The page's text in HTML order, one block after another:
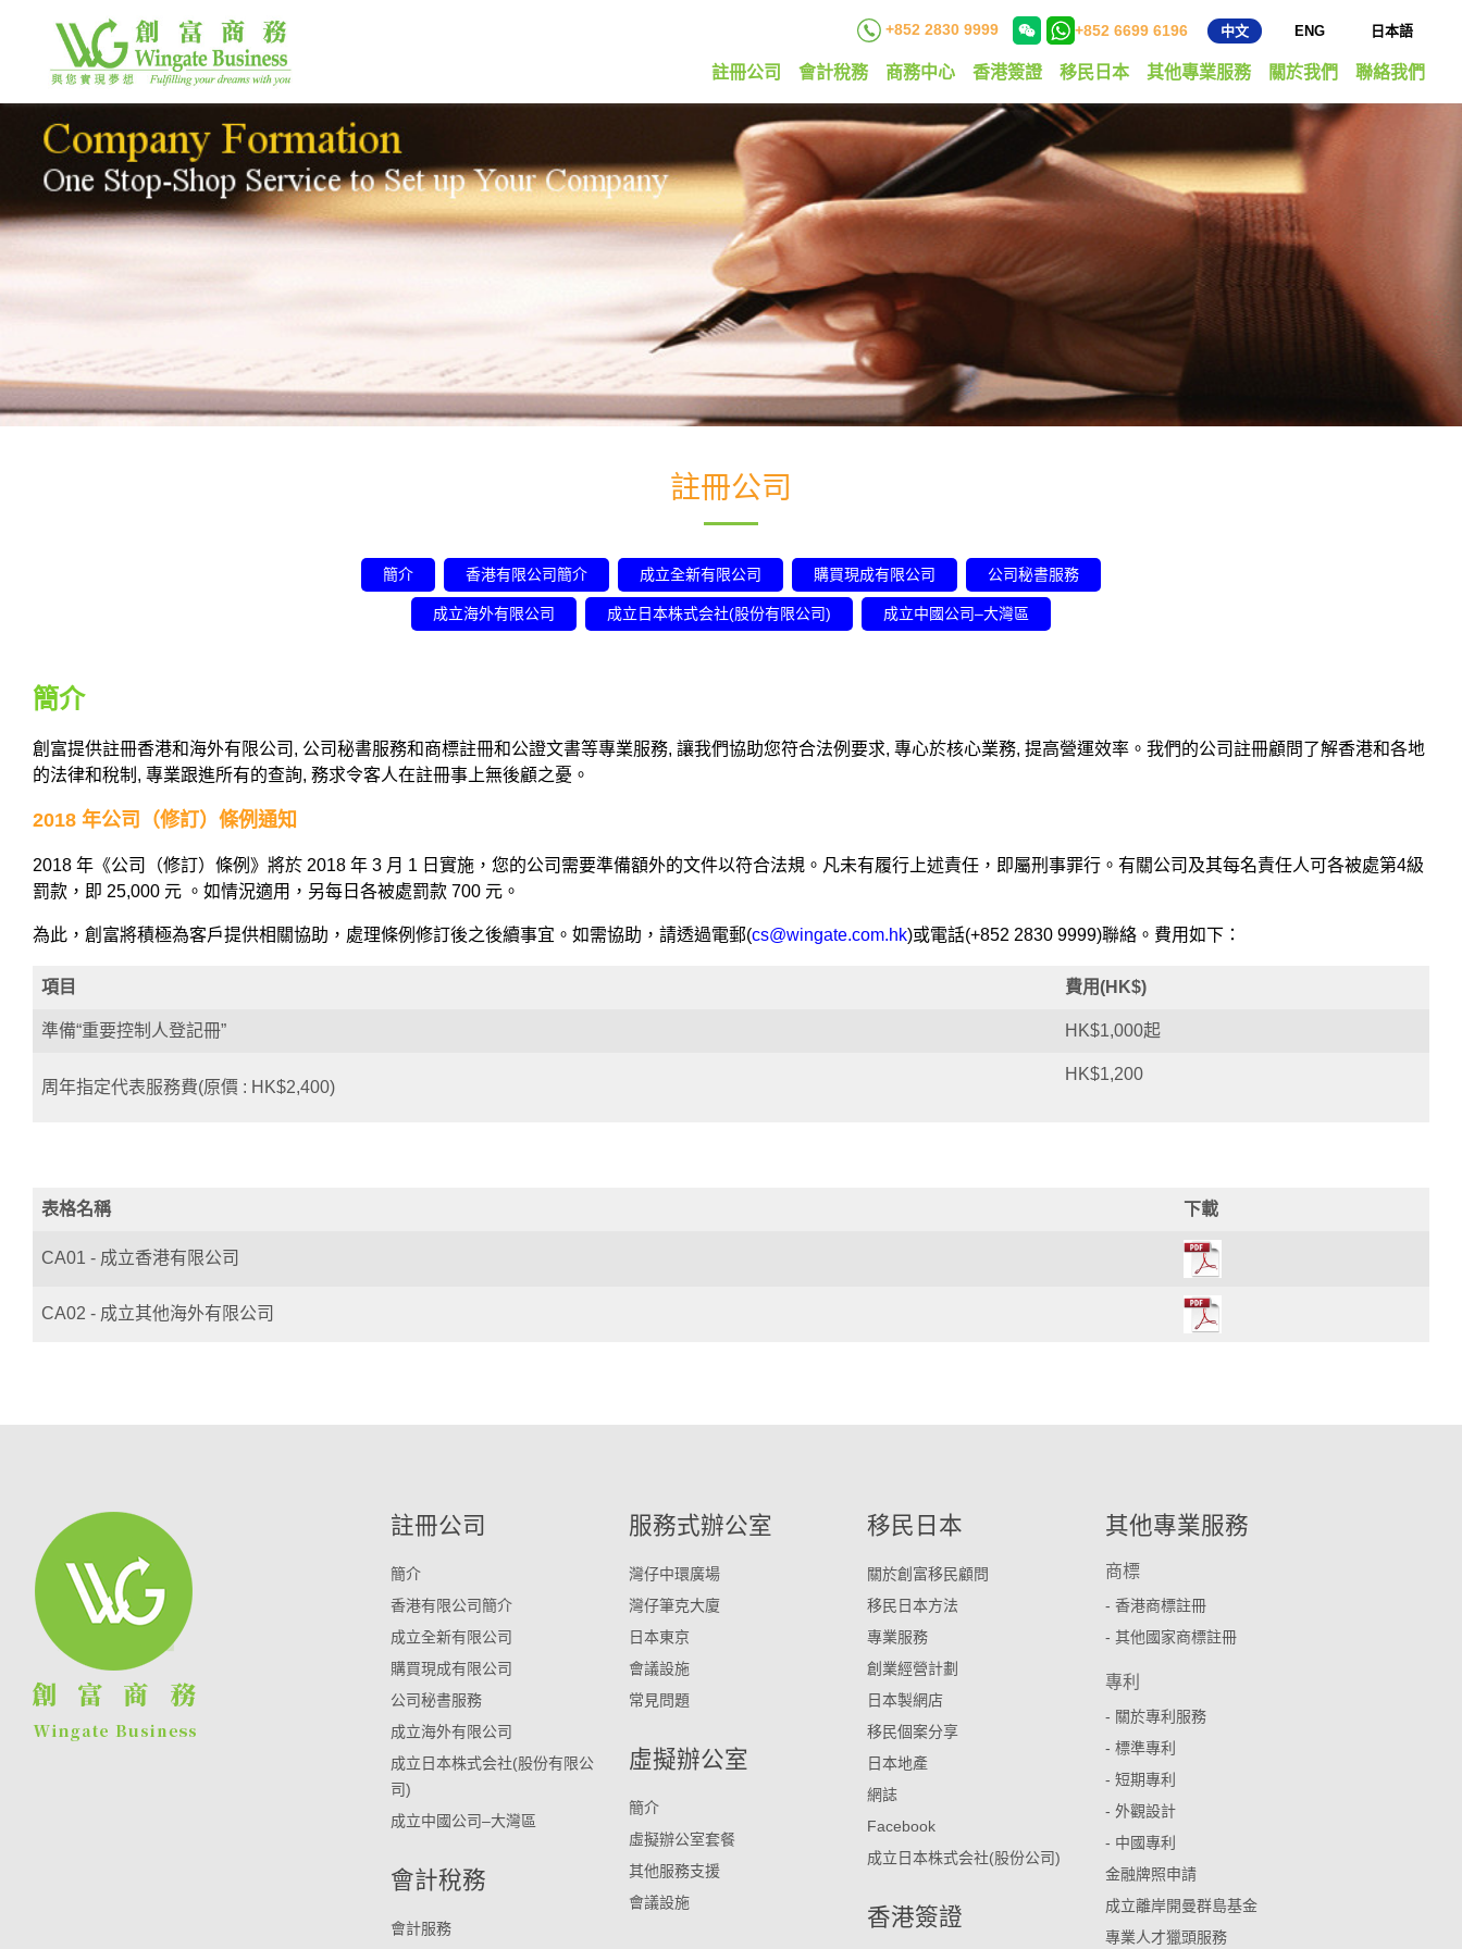
+852 2830 9999 +852 6699 6196 中文 ENG 日本語
註冊公司 會計稅務 商務中心 香港簽證 移民日本 其他專業服務 關於我們 聯絡我們
註冊公司
簡介 香港有限公司簡介 成立全新有限公司 購買現成有限公司 公司秘書服務
成立海外有限公司 成立日本株式会社(股份有限公司) 成立中國公司–大灣區
簡介
創富提供註冊香港和海外有限公司, 公司秘書服務和商標註冊和公證文書等專業服務, 讓我們協助您符合法例要求, 專心於核心業務, 提高營運效率。我們的公司註冊顧問了解香港和各地
的法律和稅制, 專業跟進所有的查詢, 務求令客人在註冊事上無後顧之憂。
2018 年公司（修訂）條例通知
2018 年《公司（修訂）條例》將於 2018 年 3 月 1 日實施，您的公司需要準備額外的文件以符合法規。凡未有履行上述責任，即屬刑事罪行。有關公司及其每名責任人可各被處第4級
罰款，即 25,000 元 。如情況適用，另每日各被處罰款 700 元。
為此，創富將積極為客戶提供相關協助，處理條例修訂後之後續事宜。如需協助，請透過電郵(cs@wingate.com.hk)或電話(+852 2830 9999)聯絡。費用如下：
項目 費用(HK$)
準備“重要控制人登記冊” HK$1,000起
周年指定代表服務費(原價 : HK$2,400)
HK$1,200
表格名稱 下載
CA01 - 成立香港有限公司
CA02 - 成立其他海外有限公司
註冊公司
簡介
香港有限公司簡介
成立全新有限公司
購買現成有限公司
公司秘書服務
成立海外有限公司
成立日本株式会社(股份有限公
司)
成立中國公司–大灣區
會計稅務
會計服務
服務式辦公室
灣仔中環廣場
灣仔筆克大廈
日本東京
會議設施
常見問題
虛擬辦公室
簡介
虛擬辦公室套餐
其他服務支援
會議設施
移民日本
關於創富移民顧問
移民日本方法
專業服務
創業經營計劃
日本製網店
移民個案分享
日本地產
網誌
Facebook
成立日本株式会社(股份公司)
香港簽證
其他專業服務
商標
- 香港商標註冊
- 其他國家商標註冊
專利
- 關於專利服務
- 標準專利
- 短期專利
- 外觀設計
- 中國專利
金融牌照申請
成立離岸開曼群島基金
專業人才獵頭服務